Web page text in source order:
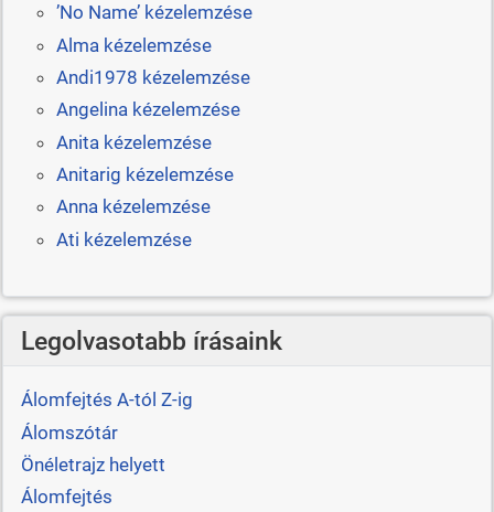
’No Name’ kézelemzése
Alma kézelemzése
Andi1978 kézelemzése
Angelina kézelemzése
Anita kézelemzése
Anitarig kézelemzése
Anna kézelemzése
Ati kézelemzése
Legolvasotabb írásaink
Álomfejtés A-tól Z-ig
Álomszótár
Önéletrajz helyett
Álomfejtés